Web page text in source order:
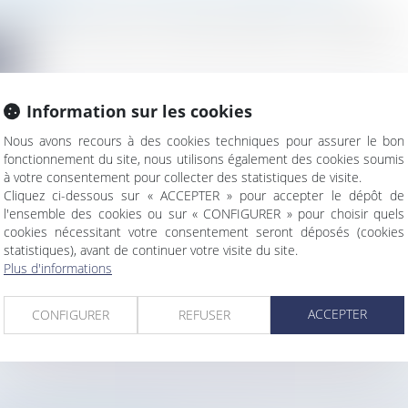
CLASSÉES POUR LA PROTECTION
: L'ÉVOLUTION DE NOTRE DROIT
pour la protection de l'environnement : l'évolution d...
Information sur les cookies
Nous avons recours à des cookies techniques pour assurer le bon
fonctionnement du site, nous utilisons également des cookies soumis
à votre consentement pour collecter des statistiques de visite.
Cliquez ci-dessous sur « ACCEPTER » pour accepter le dépôt de
l'ensemble des cookies ou sur « CONFIGURER » pour choisir quels
cookies nécessitant votre consentement seront déposés (cookies
statistiques), avant de continuer votre visite du site.
Plus d'informations
CONFIGURER REFUSER ACCEPTER